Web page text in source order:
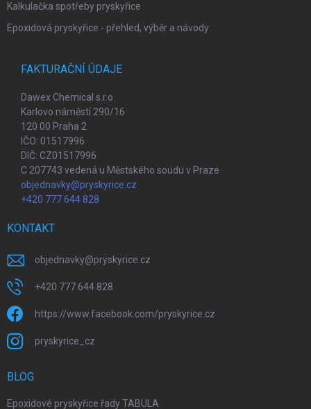
Kalkulačka spotřeby pryskyřice
Epoxidová pryskyřice - přehled, výběr a návody
FAKTURAČNÍ ÚDAJE
Dawex Chemical s.r.o.
Karlovo náměstí 290/16
120 00 Praha 2
IČO: 01517996
DIČ: CZ01517996
C 207743 vedená u Městského soudu v Praze
objednavky@pryskyrice.cz
+420 777 644 828
KONTAKT
objednavky@pryskyrice.cz
+420 777 644 828
https://www.facebook.com/pryskyrice.cz
pryskyrice_cz
BLOG
Epoxidové pryskyřice řady TABULA